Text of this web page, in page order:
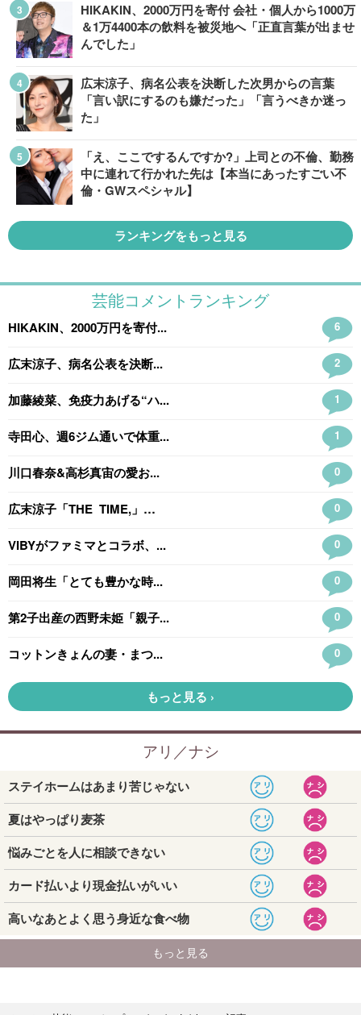
HIKAKIN、2000万円を寄付 会社・個人から1000万
＆1万4400本の飲料を被災地へ「正直言葉が出ませ
んでした」
広末涼子、病名公表を決断した次男からの言葉
「言い訳にするのも嫌だった」「言うべきか迷っ
た」
「え、ここでするんですか?」上司との不倫、勤務
中に連れて行かれた先は【本当にあったすごい不
倫・GWスペシャル】
ランキングをもっと見る